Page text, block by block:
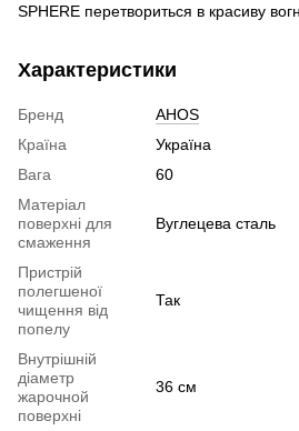
SPHERE перетвориться в красиву
Характеристики
Бренд
AHOS
Країна
Україна
Вага
60
Матеріал
поверхні для
смаження
Вуглецева сталь
Пристрій
полегшеної
чищення від
попелу
Так
Внутрішній
діаметр
жарочной
поверхні
36 см